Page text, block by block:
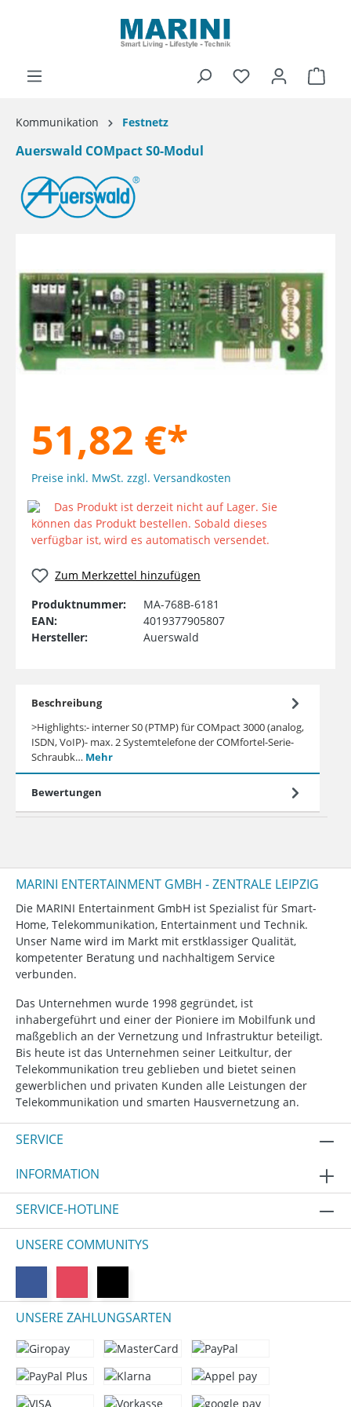
Kommunikation Festnetz
Auerswald COMpact S0-Modul
51,82 €*
Preise inkl. MwSt. zzgl. Versandkosten
Das Produkt ist derzeit nicht auf Lager. Sie
können das Produkt bestellen. Sobald dieses
verfügbar ist, wird es automatisch versendet.
Zum Merkzettel hinzufügen
Produktnummer:
MA-768B-6181
EAN:
4019377905807
Hersteller:
Auerswald
Beschreibung
>Highlights:- interner S0 (PTMP) für COMpact 3000 (analog,
ISDN, VoIP)- max. 2 Systemtelefone der COMfortel-Serie-
Schraubk… Mehr
Bewertungen
MARINI ENTERTAINMENT GMBH - ZENTRALE LEIPZIG
Die MARINI Entertainment GmbH ist Spezialist für Smart-
Home, Telekommunikation, Entertainment und Technik.
Unser Name wird im Markt mit erstklassiger Qualität,
kompetenter Beratung und nachhaltigem Service
verbunden.
Das Unternehmen wurde 1998 gegründet, ist
inhabergeführt und einer der Pioniere im Mobilfunk und
maßgeblich an der Vernetzung und Infrastruktur beteiligt.
Bis heute ist das Unternehmen seiner Leitkultur, der
Telekommunikation treu geblieben und bietet seinen
gewerblichen und privaten Kunden alle Leistungen der
Telekommunikation und smarten Hausvernetzung an.
SERVICE
INFORMATION
SERVICE-HOTLINE
UNSERE COMMUNITYS
UNSERE ZAHLUNGSARTEN